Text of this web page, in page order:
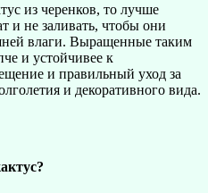
из черенков, то лучше
и не заливать, чтобы они
влаги. Выращенные таким
и устойчивее к
и правильный уход за
и декоративного вида.